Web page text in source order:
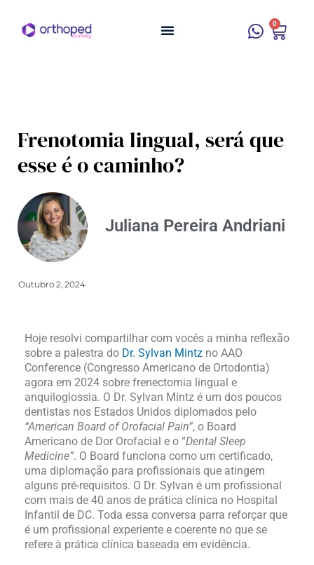
0
Frenotomia lingual, será que
esse é o caminho?
Juliana Pereira Andriani
Outubro 2, 2024
Hoje resolvi compartilhar com vocês a minha reflexão
sobre a palestra do Dr. Sylvan Mintz no AAO
Conference (Congresso Americano de Ortodontia)
agora em 2024 sobre frenectomia lingual e
anquiloglossia. O Dr. Sylvan Mintz é um dos poucos
dentistas nos Estados Unidos diplomados pelo
“American Board of Orofacial Pain”, o Board
Americano de Dor Orofacial e o “Dental Sleep
Medicine”. O Board funciona como um certificado,
uma diplomação para profissionais que atingem
alguns pré-requisitos. O Dr. Sylvan é um profissional
com mais de 40 anos de prática clínica no Hospital
Infantil de DC. Toda essa conversa parra reforçar que
é um profissional experiente e coerente no que se
refere à prática clínica baseada em evidência.